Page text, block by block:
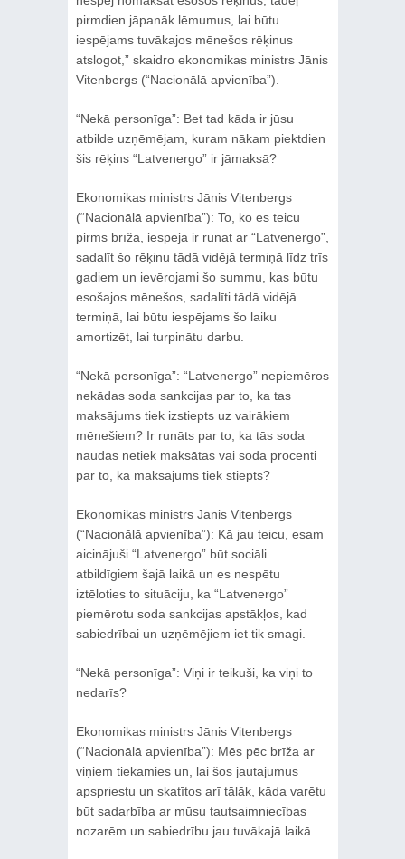
pirmdien jāpanāk lēmumus, lai būtu
iespējams tuvākajos mēnešos rēķinus
atslogot,” skaidro ekonomikas ministrs Jānis
Vitenbergs (“Nacionālā apvienība”).
“Nekā personīga”: Bet tad kāda ir jūsu
atbilde uzņēmējam, kuram nākam piektdien
šis rēķins “Latvenergo” ir jāmaksā?
Ekonomikas ministrs Jānis Vitenbergs
(“Nacionālā apvienība”): To, ko es teicu
pirms brīža, iespēja ir runāt ar “Latvenergo”,
sadalīt šo rēķinu tādā vidējā termiņā līdz trīs
gadiem un ievērojami šo summu, kas būtu
esošajos mēnešos, sadalīti tādā vidējā
termiņā, lai būtu iespējams šo laiku
amortizēt, lai turpinātu darbu.
“Nekā personīga”: “Latvenergo” nepiemēros
nekādas soda sankcijas par to, ka tas
maksājums tiek izstiepts uz vairākiem
mēnešiem? Ir runāts par to, ka tās soda
naudas netiek maksātas vai soda procenti
par to, ka maksājums tiek stiepts?
Ekonomikas ministrs Jānis Vitenbergs
(“Nacionālā apvienība”): Kā jau teicu, esam
aicinājuši “Latvenergo” būt sociāli
atbildīgiem šajā laikā un es nespētu
iztēloties to situāciju, ka “Latvenergo”
piemērotu soda sankcijas apstākļos, kad
sabiedrībai un uzņēmējiem iet tik smagi.
“Nekā personīga”: Viņi ir teikuši, ka viņi to
nedarīs?
Ekonomikas ministrs Jānis Vitenbergs
(“Nacionālā apvienība”): Mēs pēc brīža ar
viņiem tiekamies un, lai šos jautājumus
apspriestu un skatītos arī tālāk, kāda varētu
būt sadarbība ar mūsu tautsaimniecības
nozarēm un sabiedrību jau tuvākajā laikā.